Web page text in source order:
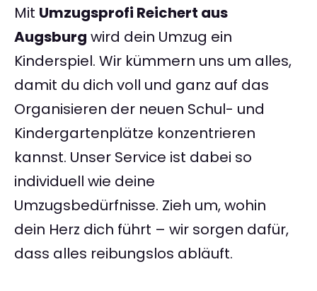
Mit Umzugsprofi Reichert aus
Augsburg wird dein Umzug ein
Kinderspiel. Wir kümmern uns um alles,
damit du dich voll und ganz auf das
Organisieren der neuen Schul- und
Kindergartenplätze konzentrieren
kannst. Unser Service ist dabei so
individuell wie deine
Umzugsbedürfnisse. Zieh um, wohin
dein Herz dich führt – wir sorgen dafür,
dass alles reibungslos abläuft.